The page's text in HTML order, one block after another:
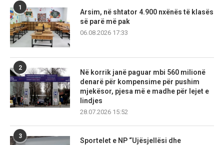
1
Arsim, në shtator 4.900 nxënës të klasës
së parë më pak
06.08.2026 17:33
2
Në korrik janë paguar mbi 560 milionë
denarë për kompensime për pushim
mjekësor, pjesa më e madhe për lejet e
lindjes
28.07.2026 15:52
3
Sportelet e NP “Ujësjellësi dhe